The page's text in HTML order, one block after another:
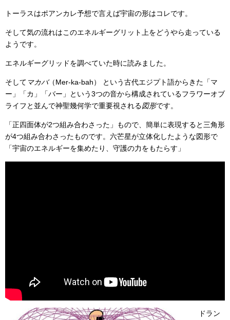
トーラスはポアンカレ予想で言えば宇宙の形はコレです。
そして気の流れはこのエネルギーグリット上をどうやら走っている
ようです。
エネルギーグリッドを調べていた時に読みました。
そして マカバ（Mer-ka-bah） という古代エジプト語からきた「マ
ー」「カ」「バー」という3つの音から構成されているフラワーオブ
ライフと並んで神聖幾何学で重要視される図形です。
「正四面体が2つ組み合わさった」もので、簡単に表現すると三角形
が4つ組み合わさったものです。六芒星が立体化したような図形で
「宇宙のエネルギーを集めたり、守護の力をもたらす」
ドラン